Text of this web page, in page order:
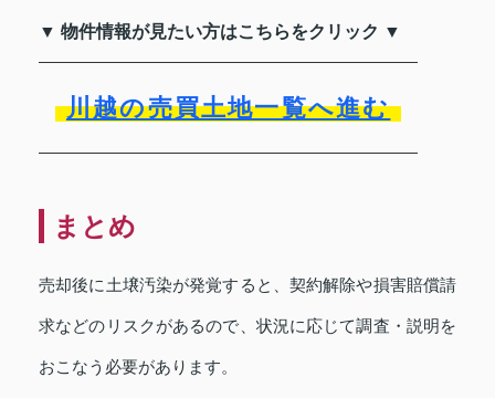
▼ 物件情報が見たい方はこちらをクリック ▼
川越の売買土地一覧へ進む
まとめ
売却後に土壌汚染が発覚すると、契約解除や損害賠償請
求などのリスクがあるので、状況に応じて調査・説明を
おこなう必要があります。